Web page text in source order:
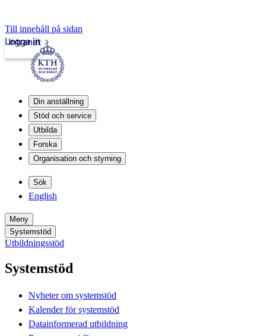
Till innehåll på sidan
Intranät
Logga in
Din anställning
Stöd och service
Utbilda
Forska
Organisation och styrning
Sök
English
Meny
Systemstöd
Utbildningsstöd
Systemstöd
Nyheter om systemstöd
Kalender för systemstöd
Datainformerad utbildning